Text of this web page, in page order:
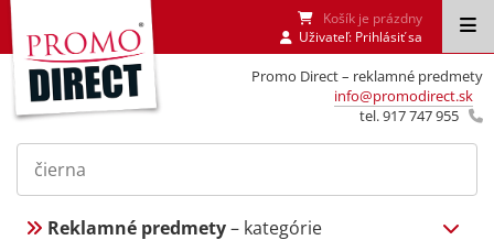
Promo Direct – reklamné predmety
info@promodirect.sk
tel. 917 747 955
Košík je prázdny
Uživateľ: Prihlásiť sa
Reklamné predmety– kategórie